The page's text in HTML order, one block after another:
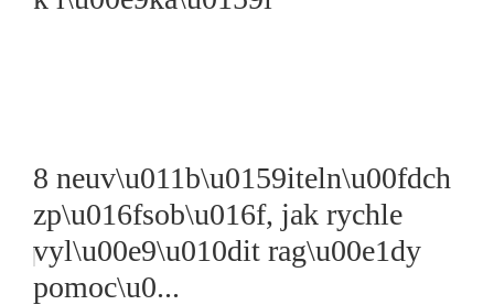
8 neuv\u011b\u0159iteln\u00fdch
zp\u016fsob\u016f, jak rychle
vyl\u00e9\u010dit rag\u00e1dy
pomoc\u0...